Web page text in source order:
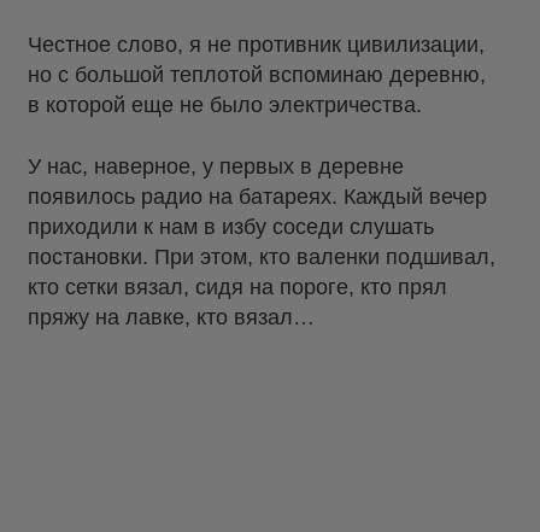
Честное слово, я не противник цивилизации,
но с большой теплотой вспоминаю деревню,
в которой еще не было электричества.
У нас, наверное, у первых в деревне
появилось радио на батареях. Каждый вечер
приходили к нам в избу соседи слушать
постановки. При этом, кто валенки подшивал,
кто сетки вязал, сидя на пороге, кто прял
пряжу на лавке, кто вязал…